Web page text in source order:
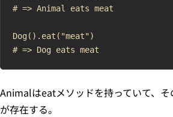
# => Animal eats meat
Dog().eat("meat")
Animalはeatメソッドを持っていて、
が存在する。